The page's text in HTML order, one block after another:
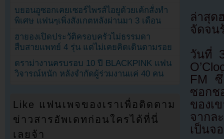
ล่าสุด
จัดจน
วันที่
FM ซึ่
ซอกช
ของเ
จากล
เป็นจ
บยอนอูซอกเคยเซอร์ไพรส์ไอยูด้วยเค้กสั่งทำ
พิเศษ แฟนๆเพิ่งสังเกตหลังผ่านมา 3 เดือน
ฮายองเปิดประวัติครอบครัวไม่ธรรมดา
สืบสายแพทย์ 4 รุ่น แต่ไม่เคยคิดเดินตามรอย
ดราม่างานครบรอบ 10 ปี BLACKPINK แฟน
วิจารณ์หนัก หลังจำกัดผู้ร่วมงานแค่ 40 คน
Like แฟนเพจของเราเพื่อติดตาม
ข่าวสารอัพเดทก่อนใครได้ที่นี่
เลยจ้า